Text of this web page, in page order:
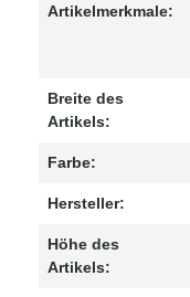
Artikelmerkmale:
Breite des
Artikels:
Farbe:
Hersteller:
Höhe des
Artikels: